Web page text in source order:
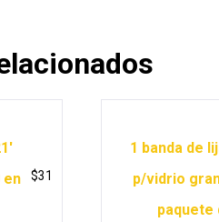
en
$31
1 banda de
p/vidrio
paquete